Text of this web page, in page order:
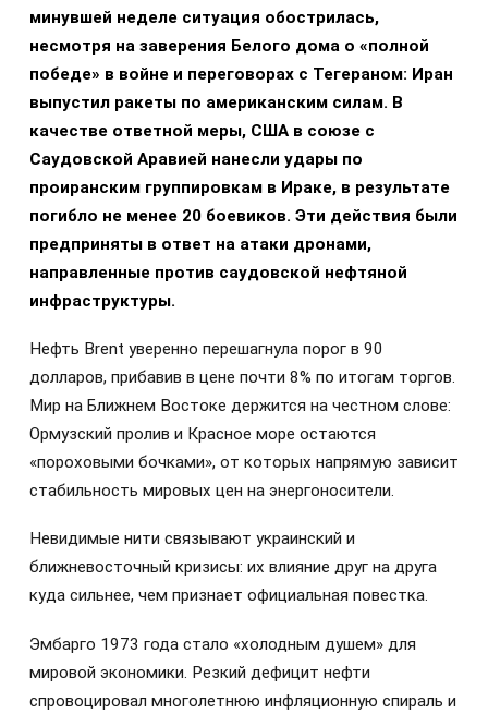
минувшей неделе ситуация обострилась,
несмотря на заверения Белого дома о «полной
победе» в войне и переговорах с Тегераном: Иран
выпустил ракеты по американским силам. В
качестве ответной меры, США в союзе с
Саудовской Аравией нанесли удары по
проиранским группировкам в Ираке, в результате
погибло не менее 20 боевиков. Эти действия были
предприняты в ответ на атаки дронами,
направленные против саудовской нефтяной
инфраструктуры.
Нефть Brent уверенно перешагнула порог в 90
долларов, прибавив в цене почти 8% по итогам торгов.
Мир на Ближнем Востоке держится на честном слове:
Ормузский пролив и Красное море остаются
«пороховыми бочками», от которых напрямую зависит
стабильность мировых цен на энергоносители.
Невидимые нити связывают украинский и
ближневосточный кризисы: их влияние друг на друга
куда сильнее, чем признает официальная повестка.
Эмбарго 1973 года стало «холодным душем» для
мировой экономики. Резкий дефицит нефти
спровоцировал многолетнюю инфляционную спираль и